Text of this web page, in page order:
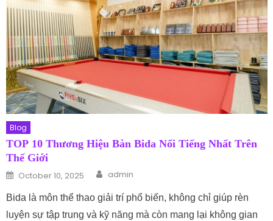
Blog
TOP 10 Thương Hiệu Bàn Bida Nổi Tiếng Nhất Trên
Thế Giới
Posted on
October 10, 2025 Author
admin
Bida là môn thể thao giải trí phổ biến, không chỉ giúp rèn
luyện sự tập trung và kỹ năng mà còn mang lại không gian